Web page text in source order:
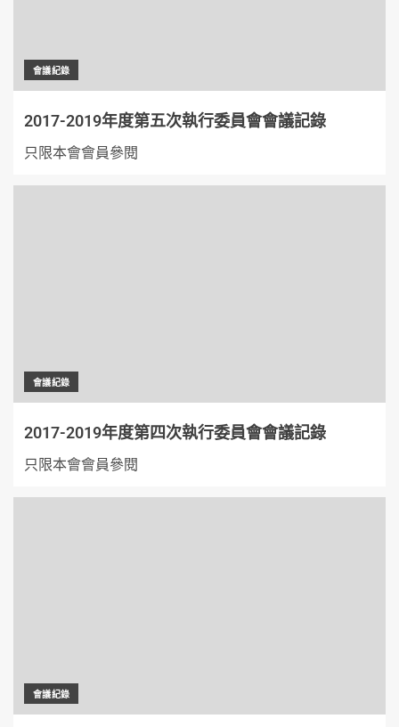
會議紀錄
2017-2019年度第五次執行委員會會議記錄
只限本會會員參閱
會議紀錄
2017-2019年度第四次執行委員會會議記錄
只限本會會員參閱
會議紀錄